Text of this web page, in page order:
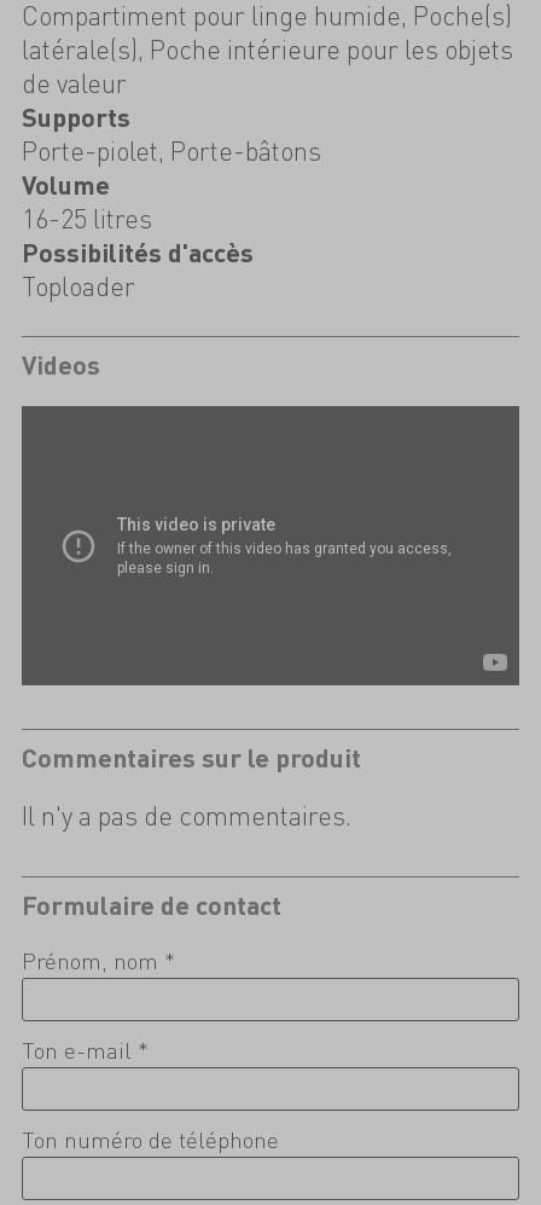
Compartiment pour linge humide, Poche(s)
latérale(s), Poche intérieure pour les objets
de valeur
Supports
Porte-piolet, Porte-bâtons
Volume
16-25 litres
Possibilités d'accès
Toploader
Videos
Commentaires sur le produit
Il n'y a pas de commentaires.
Formulaire de contact
Prénom, nom *
Ton e-mail *
Ton numéro de téléphone